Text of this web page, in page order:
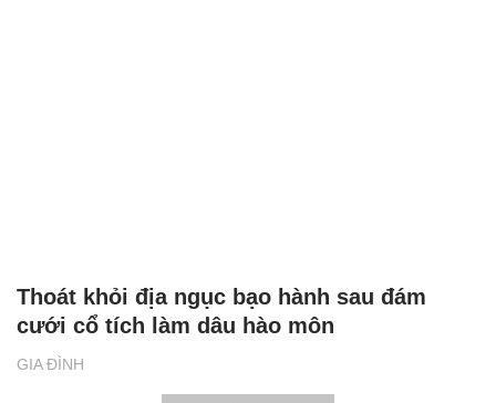
GIA ĐÌNH
Thoát khỏi địa ngục bạo hành sau đám
cưới cổ tích làm dâu hào môn